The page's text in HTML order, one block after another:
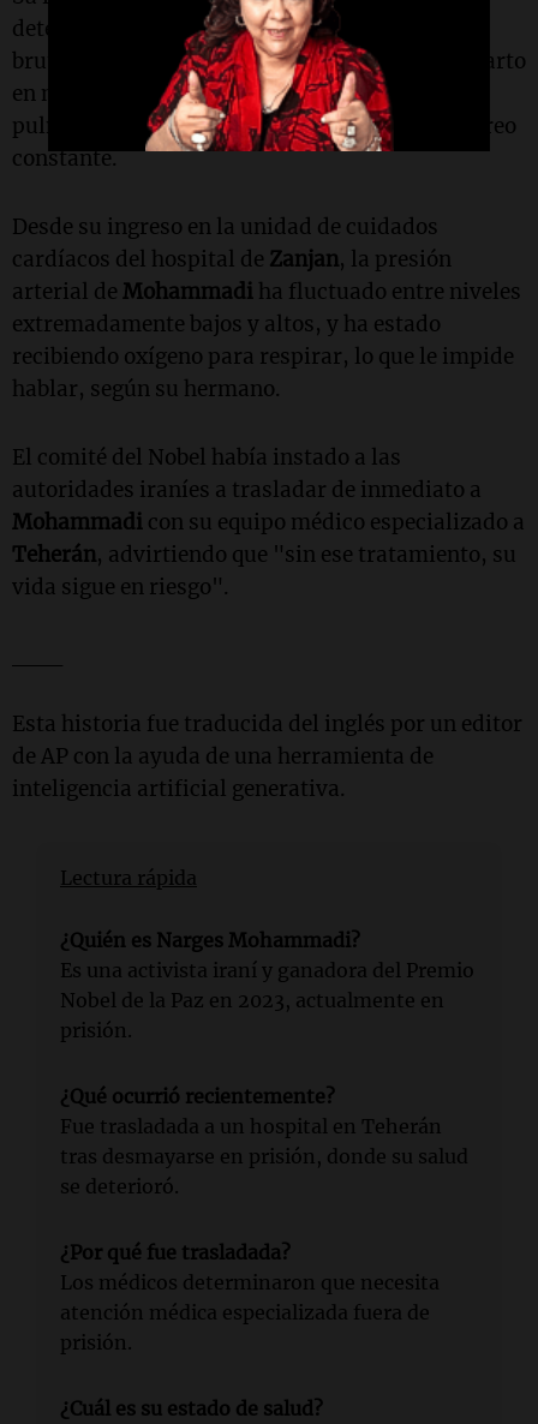
deteriorado en prisión, en parte debido a una
brutal golpiza durante su arresto. Sufrió un infarto
en marzo y tiene un coágulo de sangre en el
pulmón que requiere anticoagulantes y monitoreo
constante.
Desde su ingreso en la unidad de cuidados
cardíacos del hospital de Zanjan, la presión
arterial de Mohammadi ha fluctuado entre niveles
extremadamente bajos y altos, y ha estado
recibiendo oxígeno para respirar, lo que le impide
hablar, según su hermano.
El comité del Nobel había instado a las
autoridades iraníes a trasladar de inmediato a
Mohammadi con su equipo médico especializado a
Teherán, advirtiendo que "sin ese tratamiento, su
vida sigue en riesgo".
Esta historia fue traducida del inglés por un editor
de AP con la ayuda de una herramienta de
inteligencia artificial generativa.
Lectura rápida
¿Quién es Narges Mohammadi?
Es una activista iraní y ganadora del Premio
Nobel de la Paz en 2023, actualmente en
prisión.
¿Qué ocurrió recientemente?
Fue trasladada a un hospital en Teherán
tras desmayarse en prisión, donde su salud
se deterioró.
¿Por qué fue trasladada?
Los médicos determinaron que necesita
atención médica especializada fuera de
prisión.
¿Cuál es su estado de salud?